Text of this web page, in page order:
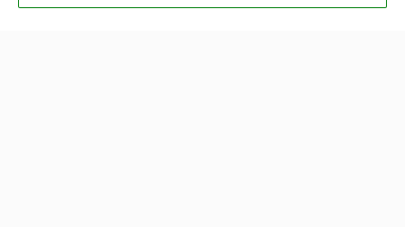
Политика обработки cookies